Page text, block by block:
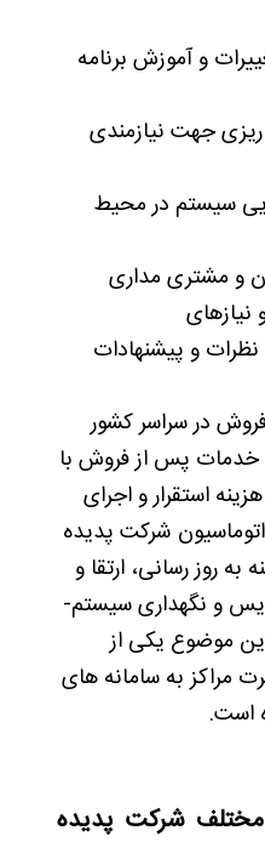
و آموزش برنامه
ریزی جهت نیازمندی
سیستم در محیط
و مشتری ­مداری
نیازهای
و پیشنهادات
در سراسر کشور
خدمات پس از فروش با
هزینه استقرار و اجرای
شرکت پدیده
به روز رسانی، ارتقا و
همچنین تامین، سرویس و نگهداری سیستم­
موضوع یکی از
مراکز به سامانه های
است.
مختلف شرکت پدیده